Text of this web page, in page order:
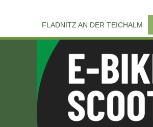
FLADNITZ AN DER TEICHALM